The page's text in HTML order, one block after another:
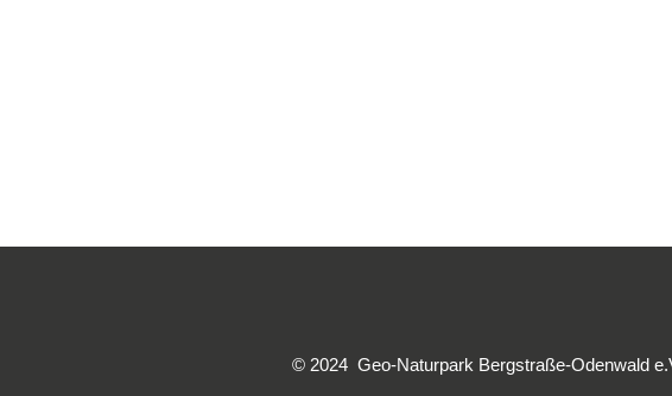
© 2024 Geo-Naturpark Bergstraße-Odenwald